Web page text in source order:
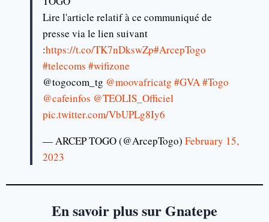
Lire l'article relatif à ce communiqué de
presse via le lien suivant
:https://t.co/TK7nDkswZp#ArcepTogo
#telecoms #wifizone
@togocom_tg @moovafricatg #GVA#Togo
@cafeinfos @TEOLIS_Officiel
pic.twitter.com/VbUPLg8Iy6
— ARCEP TOGO (@ArcepTogo) February 15,
2023
En savoir plus sur Gnatepe